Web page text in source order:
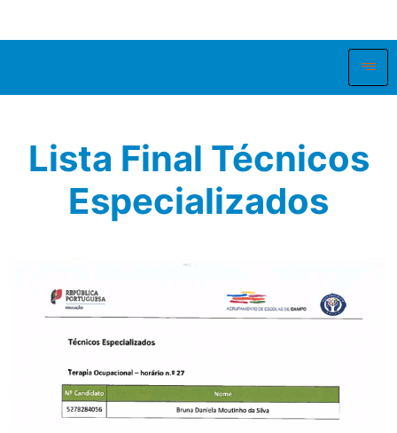
Lista Final Técnicos
Especializados